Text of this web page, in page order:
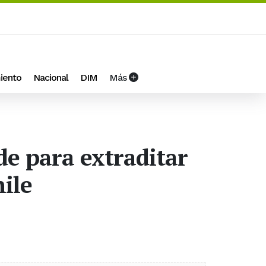
Nacional DIM Más
para extraditar